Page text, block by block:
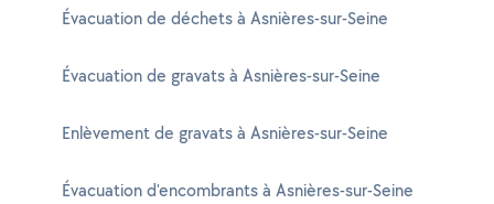
Évacuation de déchets à Asnières-sur-Seine
Évacuation de gravats à Asnières-sur-Seine
Enlèvement de gravats à Asnières-sur-Seine
Évacuation d'encombrants à Asnières-sur-Seine